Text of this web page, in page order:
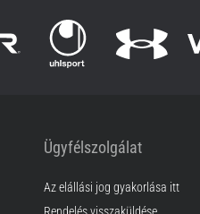
Ügyfélszolgálat
Az elállási jog gyakorlása itt